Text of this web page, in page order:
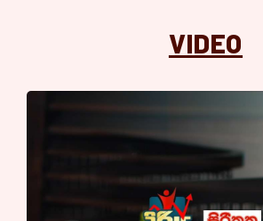
VIDEO